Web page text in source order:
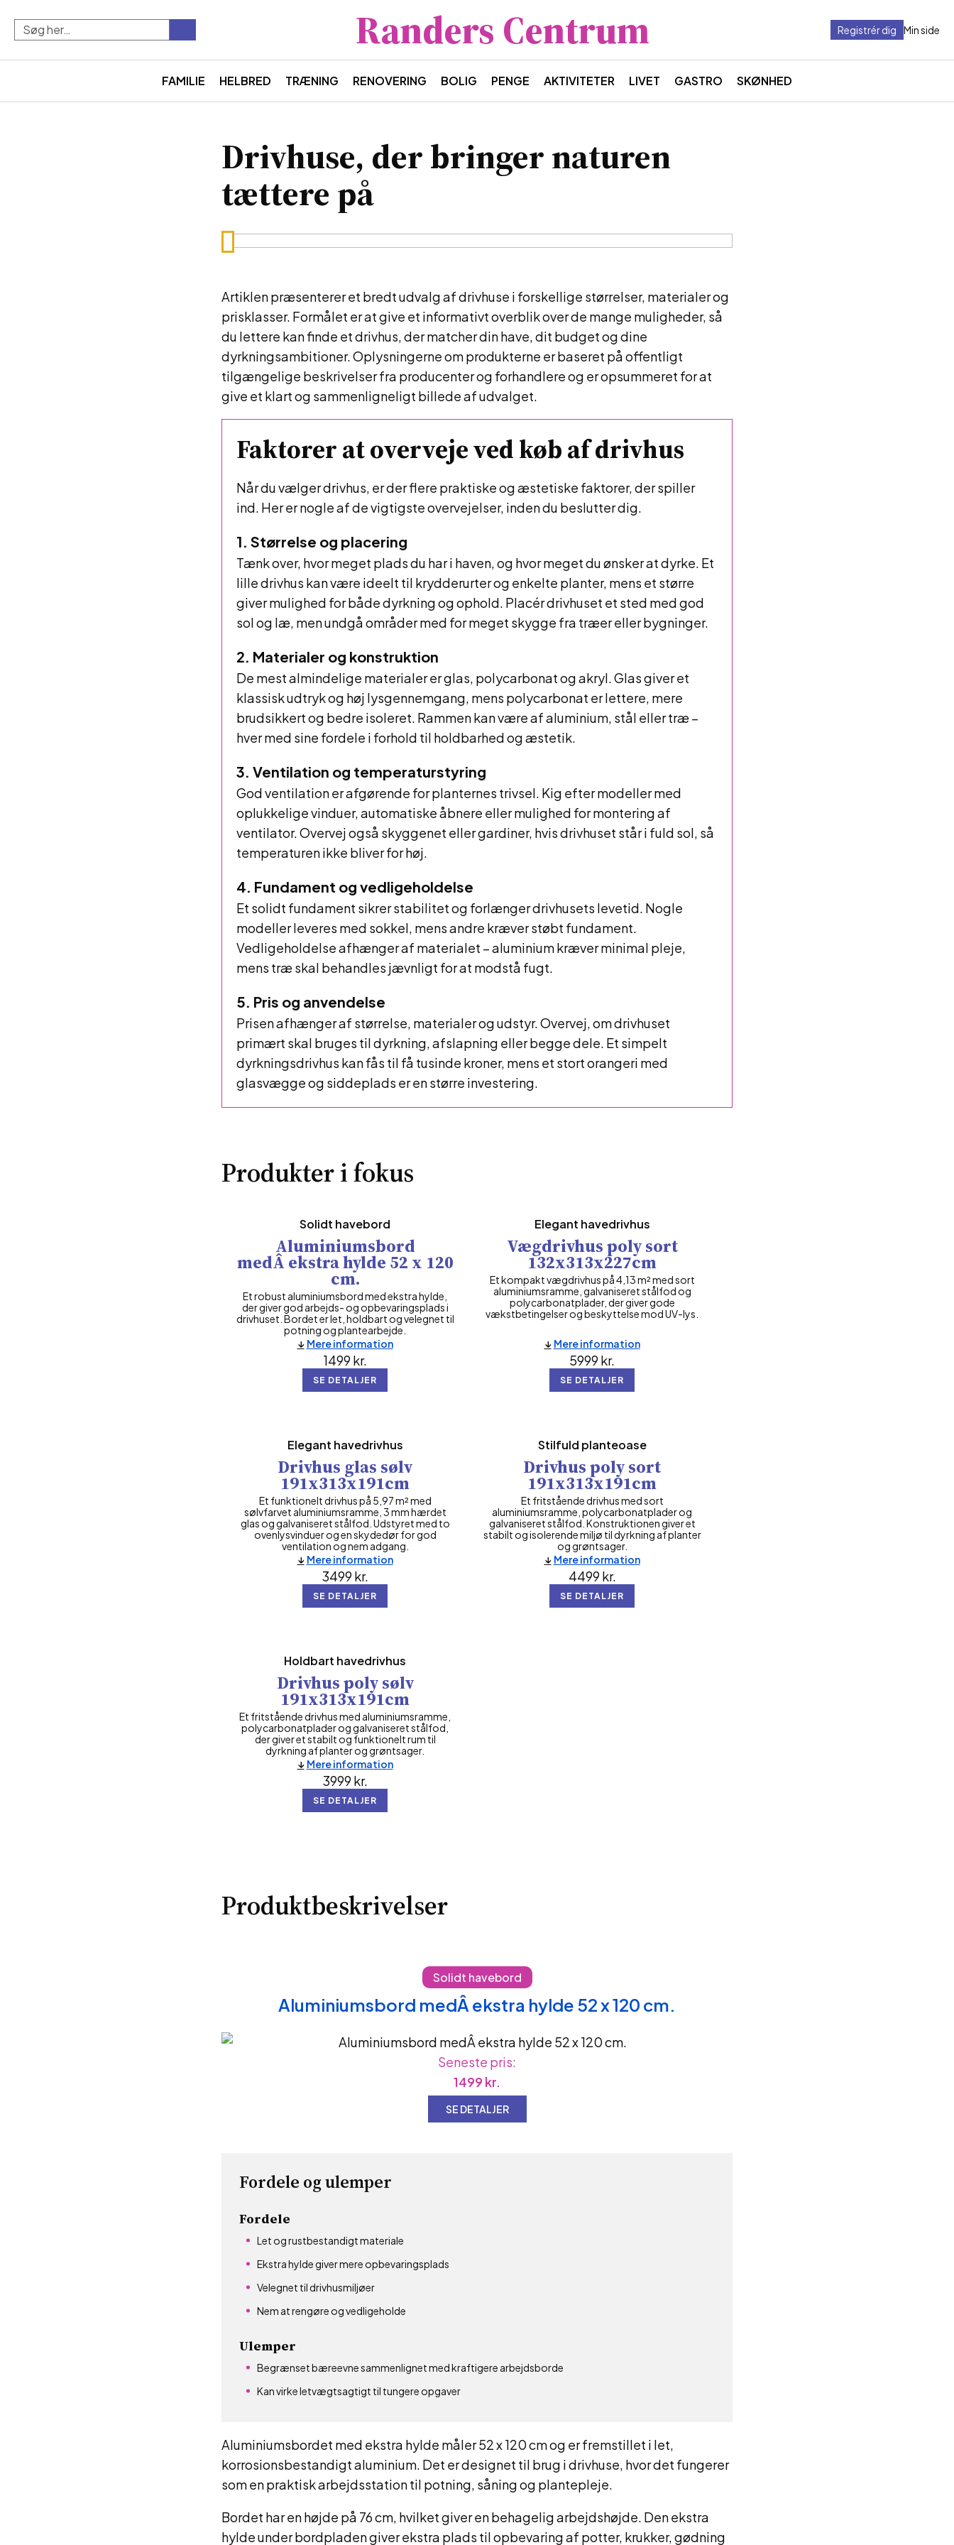
Randers Centrum Min side
Registrér dig
FAMILIE HELBRED TRÆNING RENOVERING BOLIG PENGE AKTIVITETER LIVET GASTRO SKØNHED
Drivhuse, der bringer naturen
tættere på
Artiklen præsenterer et bredt udvalg af drivhuse i forskellige størrelser, materialer og
prisklasser. Formålet er at give et informativt overblik over de mange muligheder, så
du lettere kan finde et drivhus, der matcher din have, dit budget og dine
dyrkningsambitioner. Oplysningerne om produkterne er baseret på offentligt
tilgængelige beskrivelser fra producenter og forhandlere og er opsummeret for at
give et klart og sammenligneligt billede af udvalget.
Faktorer at overveje ved køb af drivhus
Når du vælger drivhus, er der flere praktiske og æstetiske faktorer, der spiller
ind. Her er nogle af de vigtigste overvejelser, inden du beslutter dig.
1. Størrelse og placering
Tænk over, hvor meget plads du har i haven, og hvor meget du ønsker at dyrke. Et
lille drivhus kan være ideelt til krydderurter og enkelte planter, mens et større
giver mulighed for både dyrkning og ophold. Placér drivhuset et sted med god
sol og læ, men undgå områder med for meget skygge fra træer eller bygninger.
2. Materialer og konstruktion
De mest almindelige materialer er glas, polycarbonat og akryl. Glas giver et
klassisk udtryk og høj lysgennemgang, mens polycarbonat er lettere, mere
brudsikkert og bedre isoleret. Rammen kan være af aluminium, stål eller træ –
hver med sine fordele i forhold til holdbarhed og æstetik.
3. Ventilation og temperaturstyring
God ventilation er afgørende for planternes trivsel. Kig efter modeller med
oplukkelige vinduer, automatiske åbnere eller mulighed for montering af
ventilator. Overvej også skyggenet eller gardiner, hvis drivhuset står i fuld sol, så
temperaturen ikke bliver for høj.
4. Fundament og vedligeholdelse
Et solidt fundament sikrer stabilitet og forlænger drivhusets levetid. Nogle
modeller leveres med sokkel, mens andre kræver støbt fundament.
Vedligeholdelse afhænger af materialet – aluminium kræver minimal pleje,
mens træ skal behandles jævnligt for at modstå fugt.
5. Pris og anvendelse
Prisen afhænger af størrelse, materialer og udstyr. Overvej, om drivhuset
primært skal bruges til dyrkning, afslapning eller begge dele. Et simpelt
dyrkningsdrivhus kan fås til få tusinde kroner, mens et stort orangeri med
glasvægge og siddeplads er en større investering.
Produkter i fokus
Solidt havebord
Aluminiumsbord
medÂ ekstra hylde 52 x 120
cm.
Et robust aluminiumsbord med ekstra hylde,
der giver god arbejds- og opbevaringsplads i
drivhuset. Bordet er let, holdbart og velegnet til
potning og plantearbejde.
1499 kr.
SE DETALJER
Mere information
Elegant havedrivhus
Vægdrivhus poly sort
132x313x227cm
Et kompakt vægdrivhus på 4,13 m² med sort
aluminiumsramme, galvaniseret stålfod og
polycarbonatplader, der giver gode
vækstbetingelser og beskyttelse mod UV-lys.
5999 kr.
SE DETALJER
Mere information
Elegant havedrivhus
Drivhus glas sølv
191x313x191cm
Et funktionelt drivhus på 5,97 m² med
sølvfarvet aluminiumsramme, 3 mm hærdet
glas og galvaniseret stålfod. Udstyret med to
ovenlysvinduer og en skydedør for god
ventilation og nem adgang.
3499 kr.
SE DETALJER
Mere information
Stilfuld planteoase
Drivhus poly sort
191x313x191cm
Et fritstående drivhus med sort
aluminiumsramme, polycarbonatplader og
galvaniseret stålfod. Konstruktionen giver et
stabilt og isolerende miljø til dyrkning af planter
og grøntsager.
4499 kr.
SE DETALJER
Mere information
Holdbart havedrivhus
Drivhus poly sølv
191x313x191cm
Et fritstående drivhus med aluminiumsramme,
polycarbonatplader og galvaniseret stålfod,
der giver et stabilt og funktionelt rum til
dyrkning af planter og grøntsager.
3999 kr.
SE DETALJER
Mere information
Produktbeskrivelser
Solidt havebord
Aluminiumsbord medÂ ekstra hylde 52 x 120 cm.
Aluminiumsbordet med ekstra hylde måler 52 x 120 cm og er fremstillet i let,
korrosionsbestandigt aluminium. Det er designet til brug i drivhuse, hvor det fungerer
som en praktisk arbejdsstation til potning, såning og plantepleje.
Bordet har en højde på 76 cm, hvilket giver en behagelig arbejdshøjde. Den ekstra
hylde under bordpladen giver ekstra plads til opbevaring af potter, krukker, gødning
Fordele og ulemper
Fordele
Let og rustbestandigt materiale
Ekstra hylde giver mere opbevaringsplads
Velegnet til drivhusmiljøer
Nem at rengøre og vedligeholde
Ulemper
Begrænset bæreevne sammenlignet med kraftigere arbejdsborde
Kan virke letvægtsagtigt til tungere opgaver
Seneste pris:
1499 kr.
SE DETALJER